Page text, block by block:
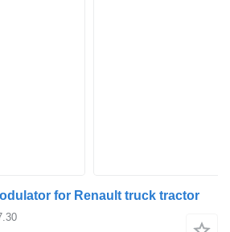
for Renault truck tractor